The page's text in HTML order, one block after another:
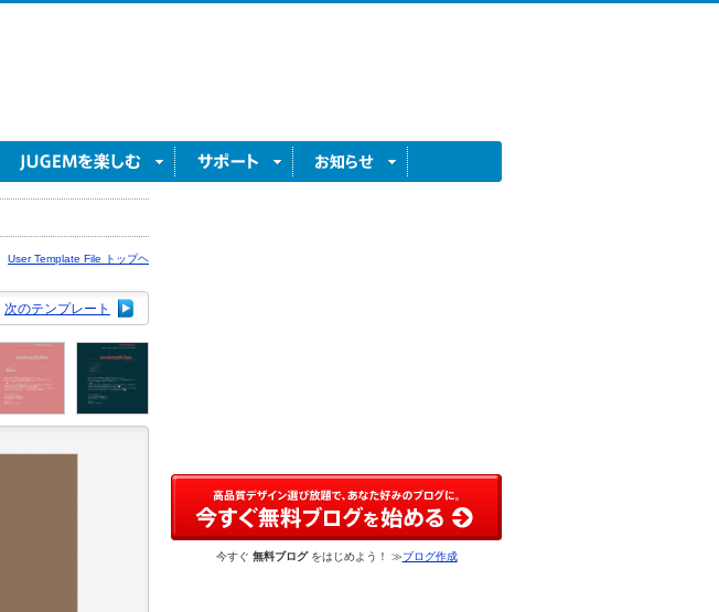
User Template File トップヘ
次のテンプレート
今すぐ 無料ブログをはじめよう！ ≫ブログ作成